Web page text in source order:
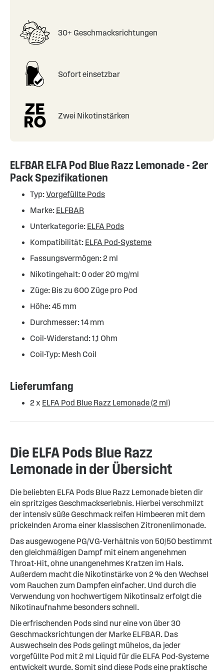
30+ Geschmacksrichtungen
Sofort einsetzbar
Zwei Nikotinstärken
ELFBAR ELFA Pod Blue Razz Lemonade - 2er
Pack Spezifikationen
Typ:Vorgefüllte Pods
Marke: ELFBAR
Unterkategorie: ELFA Pods
Kompatibilität: ELFA Pod-Systeme
Fassungsvermögen: 2 ml
Nikotingehalt: 0 oder 20 mg/ml
Züge: Bis zu 600 Züge pro Pod
Höhe: 45 mm
Durchmesser: 14 mm
Coil-Widerstand: 1,1 Ohm
Coil-Typ: Mesh Coil
Lieferumfang
2 x ELFA Pod Blue Razz Lemonade (2 ml)
Die ELFA Pods Blue Razz
Lemonade in der Übersicht
Die beliebten ELFA Pods Blue Razz Lemonade bieten dir
ein spritziges Geschmackserlebnis. Hierbei verschmilzt
der intensiv süße Geschmack reifen Himbeeren mit dem
prickelnden Aroma einer klassischen Zitronenlimonade.
Das ausgewogene PG/VG-Verhältnis von 50/50 bestimmt
den gleichmäßigen Dampf mit einem angenehmen
Throat-Hit, ohne unangenehmes Kratzen im Hals.
Außerdem macht die Nikotinstärke von 2 % den Wechsel
vom Rauchen zum Dampfen einfacher. Und durch die
Verwendung von hochwertigem Nikotinsalz erfolgt die
Nikotinaufnahme besonders schnell.
Die erfrischenden Pods sind nur eine von über 30
Geschmacksrichtungen der Marke ELFBAR. Das
Auswechseln des Pods gelingt mühelos, da jeder
vorgefüllte Pod mit 2 ml Liquid für die ELFA Pod-Systeme
entwickelt wurde. Somit sind diese Pods eine praktische